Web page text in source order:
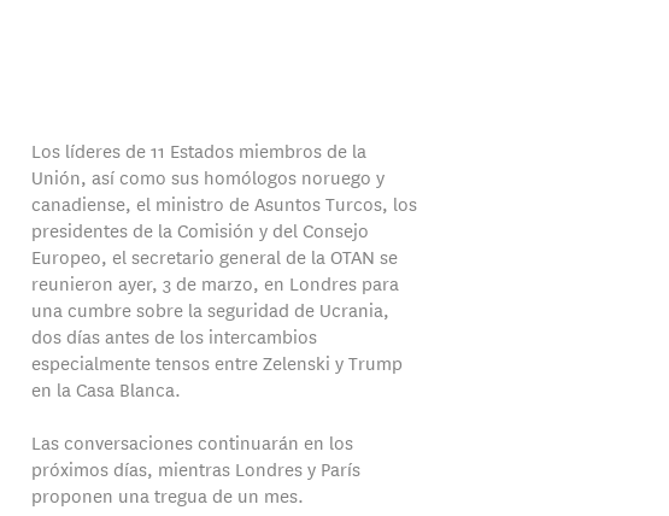
Los líderes de 11 Estados miembros de la
Unión, así como sus homólogos noruego y
canadiense, el ministro de Asuntos Turcos, los
presidentes de la Comisión y del Consejo
Europeo, el secretario general de la OTAN se
reunieron ayer, 3 de marzo, en Londres para
una cumbre sobre la seguridad de Ucrania,
dos días antes de los intercambios
especialmente tensos entre Zelenski y Trump
en la Casa Blanca.
Las conversaciones continuarán en los
próximos días, mientras Londres y París
proponen una tregua de un mes.